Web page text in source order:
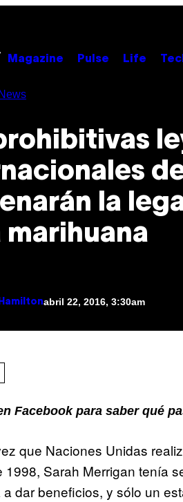
Magazine Pulse Life
la
marihuana
abril 22, 2016, 3:30am
Facebook para saber qué
que Naciones Unidas
1998, Sarah Merrigan tenía
a dar beneficios, y sólo un